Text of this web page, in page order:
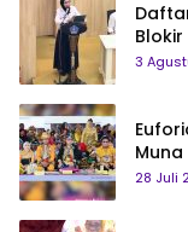
3
Muna
Saya
28 Juli